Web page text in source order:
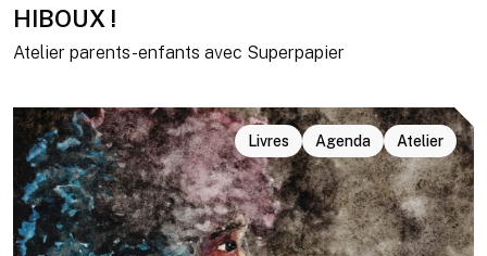
HIBOUX !
Atelier parents-enfants avec Superpapier
Livres Agenda Atelier